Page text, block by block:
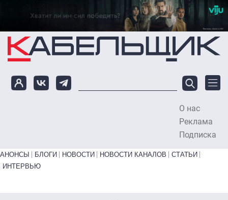
Перейти к основному содержанию
О нас
Реклама
Подписка
Primary links bottom
АНОНСЫ БЛОГИ НОВОСТИ НОВОСТИ КАНАЛОВ
СТАТЬИ
ИНТЕРВЬЮ